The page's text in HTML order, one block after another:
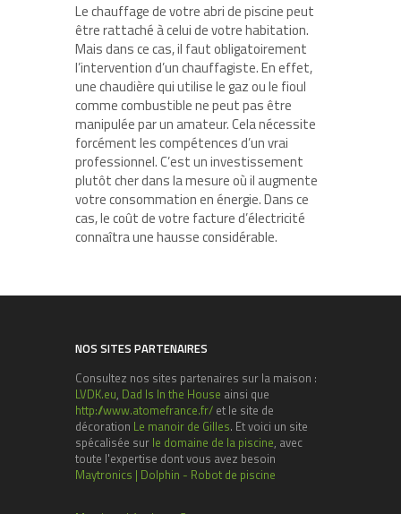
Le chauffage de votre abri de piscine peut
être rattaché à celui de votre habitation.
Mais dans ce cas, il faut obligatoirement
l’intervention d’un chauffagiste. En effet,
une chaudière qui utilise le gaz ou le fioul
comme combustible ne peut pas être
manipulée par un amateur. Cela nécessite
forcément les compétences d’un vrai
professionnel. C’est un investissement
plutôt cher dans la mesure où il augmente
votre consommation en énergie. Dans ce
cas, le coût de votre facture d’électricité
connaîtra une hausse considérable.
NOS SITES PARTENAIRES
Consultez nos sites partenaires sur la maison :
LVDK.eu, Dad Is In the House ainsi que
http://www.atomefrance.fr/ et le site de
décoration Le manoir de Gilles. Et voici un site
spécalisée sur le domaine de la piscine, avec
toute l'expertise dont vous avez besoin
Maytronics | Dolphin - Robot de piscine